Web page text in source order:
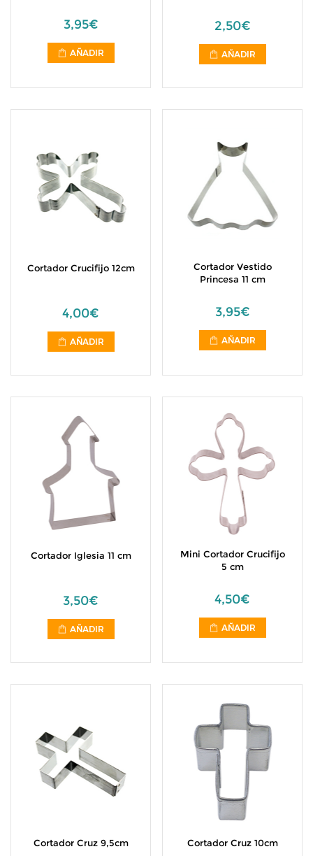
3,95€
AÑADIR
2,50€
AÑADIR
Cortador Crucifijo 12cm
4,00€
AÑADIR
Cortador Vestido
Princesa 11 cm
3,95€
AÑADIR
Cortador Iglesia 11 cm
3,50€
AÑADIR
Mini Cortador Crucifijo
5 cm
4,50€
AÑADIR
Cortador Cruz 9,5cm Cortador Cruz 10cm